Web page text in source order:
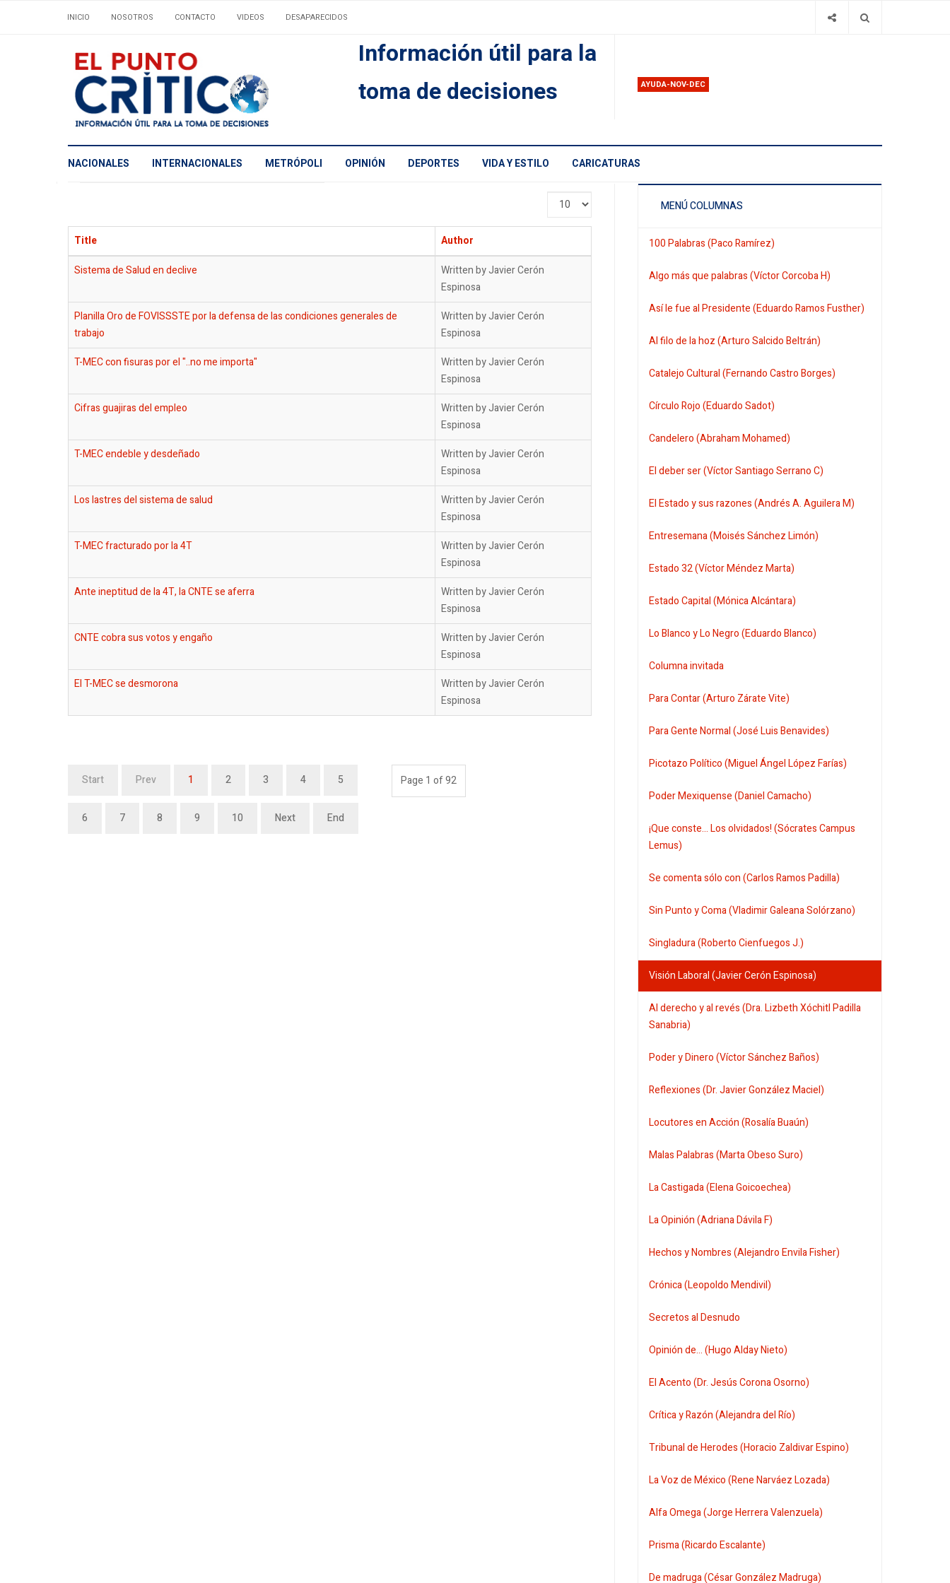
INICIO NOSOTROS CONTACTO VIDEOS DESAPARECIDOS
Información útil para la
toma de decisiones
AYUDA-NOV-DEC
NACIONALES INTERNACIONALES METRÓPOLI OPINIÓN DEPORTES VIDA Y ESTILO CARICATURAS
Display
Title
Author
Sistema de Salud en declive
Written by Javier Cerón
Espinosa
Planilla Oro de FOVISSSTE por la defensa de las condiciones generales de
trabajo
Written by Javier Cerón
Espinosa
T-MEC con fisuras por el "..no me importa"
Written by Javier Cerón
Espinosa
Cifras guajiras del empleo
Written by Javier Cerón
Espinosa
T-MEC endeble y desdeñado
Written by Javier Cerón
Espinosa
Los lastres del sistema de salud
Written by Javier Cerón
Espinosa
T-MEC fracturado por la 4T
Written by Javier Cerón
Espinosa
Ante ineptitud de la 4T, la CNTE se aferra
Written by Javier Cerón
Espinosa
CNTE cobra sus votos y engaño
Written by Javier Cerón
Espinosa
El T-MEC se desmorona
Written by Javier Cerón
Espinosa
Page 1 of 92
Start Prev 1 2 3 4 5
6 7 8 9 10 Next End
MENÚ COLUMNAS
100 Palabras (Paco Ramírez)
Algo más que palabras (Víctor Corcoba H)
Así le fue al Presidente (Eduardo Ramos Fusther)
Al filo de la hoz (Arturo Salcido Beltrán)
Catalejo Cultural (Fernando Castro Borges)
Círculo Rojo (Eduardo Sadot)
Candelero (Abraham Mohamed)
El deber ser (Víctor Santiago Serrano C)
El Estado y sus razones (Andrés A. Aguilera M)
Entresemana (Moisés Sánchez Limón)
Estado 32 (Víctor Méndez Marta)
Estado Capital (Mónica Alcántara)
Lo Blanco y Lo Negro (Eduardo Blanco)
Columna invitada
Para Contar (Arturo Zárate Vite)
Para Gente Normal (José Luis Benavides)
Picotazo Político (Miguel Ángel López Farías)
Poder Mexiquense (Daniel Camacho)
¡Que conste... Los olvidados! (Sócrates Campus
Lemus)
Se comenta sólo con (Carlos Ramos Padilla)
Sin Punto y Coma (Vladimir Galeana Solórzano)
Singladura (Roberto Cienfuegos J.)
Visión Laboral (Javier Cerón Espinosa)
Al derecho y al revés (Dra. Lizbeth Xóchitl Padilla
Sanabria)
Poder y Dinero (Víctor Sánchez Baños)
Reflexiones (Dr. Javier González Maciel)
Locutores en Acción (Rosalía Buaún)
Malas Palabras (Marta Obeso Suro)
La Castigada (Elena Goicoechea)
La Opinión (Adriana Dávila F)
Hechos y Nombres (Alejandro Envila Fisher)
Crónica (Leopoldo Mendivil)
Secretos al Desnudo
Opinión de... (Hugo Alday Nieto)
El Acento (Dr. Jesús Corona Osorno)
Crítica y Razón (Alejandra del Río)
Tribunal de Herodes (Horacio Zaldivar Espino)
La Voz de México (Rene Narváez Lozada)
Alfa Omega (Jorge Herrera Valenzuela)
Prisma (Ricardo Escalante)
De madruga (César González Madruga)